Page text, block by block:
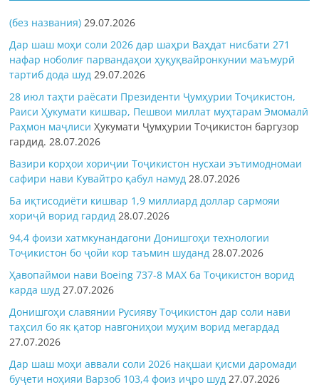
(без названия) 29.07.2026
Дар шаш моҳи соли 2026 дар шаҳри Ваҳдат нисбати 271
нафар ноболиғ парвандаҳои ҳуқуқвайронкунии маъмурӣ
тартиб дода шуд 29.07.2026
28 июл таҳти раёсати Президенти Ҷумҳурии Тоҷикистон,
Раиси Ҳукумати кишвар, Пешвои миллат муҳтарам Эмомалӣ
Раҳмон маҷлисиҲукумати Ҷумҳурии Тоҷикистон баргузор
гардид.28.07.2026
Вазири корҳои хориҷии Тоҷикистон нусхаи эътимодномаи
сафири нави Кувайтро қабул намуд 28.07.2026
Ба иқтисодиёти кишвар 1,9 миллиард доллар сармояи
хориҷӣ ворид гардид 28.07.2026
94,4 фоизи хатмкунандагони Донишгоҳи технологии
Тоҷикистон бо ҷойи кор таъмин шуданд 28.07.2026
Ҳавопаймои нави Boeing 737-8 MAX ба Тоҷикистон ворид
карда шуд 27.07.2026
Донишгоҳи славянии Русияву Тоҷикистон дар соли нави
таҳсил бо як қатор навгониҳои муҳим ворид мегардад
27.07.2026
Дар шаш моҳи аввали соли 2026 нақшаи қисми даромади
буҷети ноҳияи Варзоб 103,4 фоиз иҷро шуд 27.07.2026